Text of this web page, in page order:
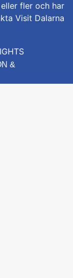
fler och har
Visit Dalarna
&